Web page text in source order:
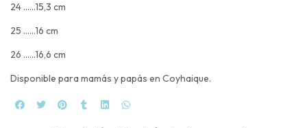
24 ......15,3 cm
25 ......16 cm
26 ......16,6 cm
Disponible para mamás y papás en Coyhaique.